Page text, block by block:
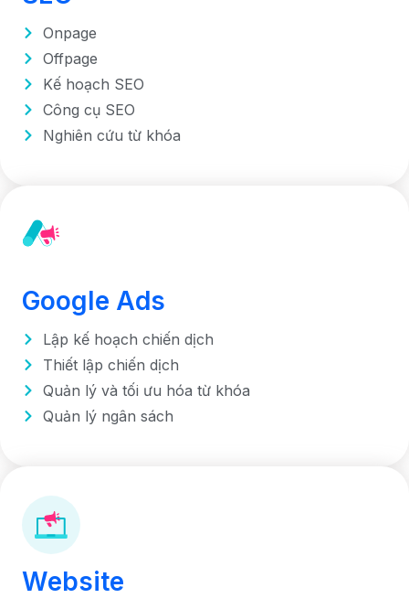
Onpage
Offpage
Kế hoạch SEO
Công cụ SEO
Nghiên cứu từ khóa
Google Ads
Lập kế hoạch chiến dịch
Thiết lập chiến dịch
Quản lý và tối ưu hóa từ khóa
Quản lý ngân sách
Website